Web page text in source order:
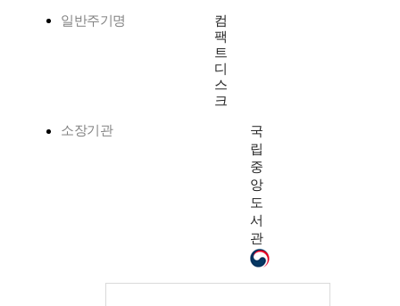
일반주기명
컴
팩
트
디
스
크
소장기관
국
립
중
앙
도
서
관